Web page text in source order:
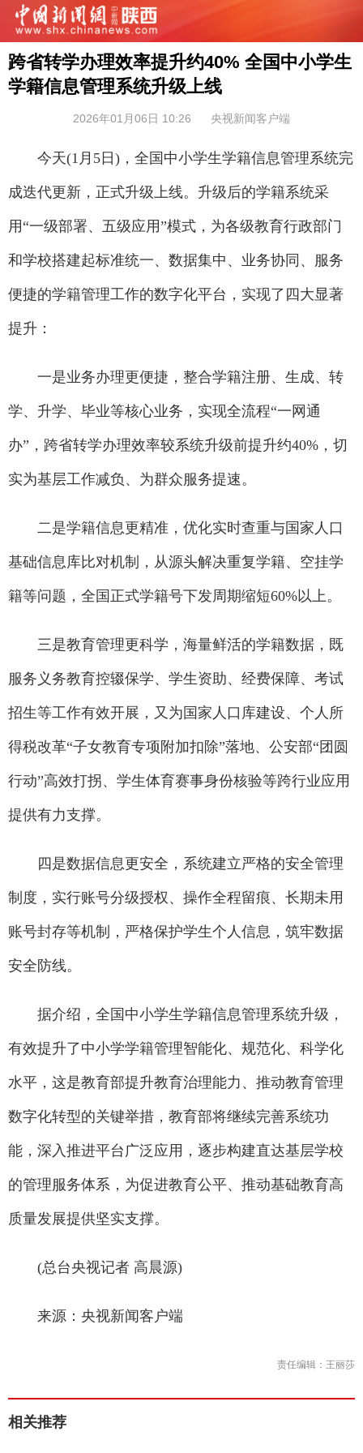
跨省转学办理效率提升约40% 全国中小学生
学籍信息管理系统升级上线
2026年01月06日 10:26 央视新闻客户端
今天(1月5日)，全国中小学生学籍信息管理系统完
成迭代更新，正式升级上线。升级后的学籍系统采
用“一级部署、五级应用”模式，为各级教育行政部门
和学校搭建起标准统一、数据集中、业务协同、服务
便捷的学籍管理工作的数字化平台，实现了四大显著
提升：
一是业务办理更便捷，整合学籍注册、生成、转
学、升学、毕业等核心业务，实现全流程“一网通
办”，跨省转学办理效率较系统升级前提升约40%，切
实为基层工作减负、为群众服务提速。
二是学籍信息更精准，优化实时查重与国家人口
基础信息库比对机制，从源头解决重复学籍、空挂学
籍等问题，全国正式学籍号下发周期缩短60%以上。
三是教育管理更科学，海量鲜活的学籍数据，既
服务义务教育控辍保学、学生资助、经费保障、考试
招生等工作有效开展，又为国家人口库建设、个人所
得税改革“子女教育专项附加扣除”落地、公安部“团圆
行动”高效打拐、学生体育赛事身份核验等跨行业应用
提供有力支撑。
四是数据信息更安全，系统建立严格的安全管理
制度，实行账号分级授权、操作全程留痕、长期未用
账号封存等机制，严格保护学生个人信息，筑牢数据
安全防线。
据介绍，全国中小学生学籍信息管理系统升级，
有效提升了中小学学籍管理智能化、规范化、科学化
水平，这是教育部提升教育治理能力、推动教育管理
数字化转型的关键举措，教育部将继续完善系统功
能，深入推进平台广泛应用，逐步构建直达基层学校
的管理服务体系，为促进教育公平、推动基础教育高
质量发展提供坚实支撑。
(总台央视记者 高晨源)
来源：央视新闻客户端
责任编辑：王丽莎
相关推荐